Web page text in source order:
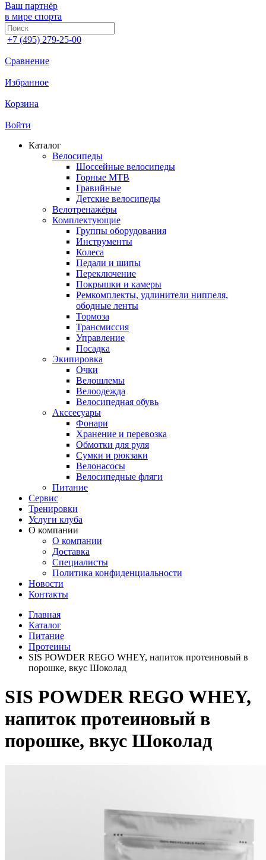
Ваш партнёр
в мире спорта
+7 (495) 279-25-00
Сравнение
Избранное
Корзина
Войти
Каталог
Велосипеды
Шоссейные велосипеды
Горные МTB
Гравийные
Детские велосипеды
Велотренажёры
Комплектующие
Группы оборудования
Инструменты
Колеса
Педали и шипы
Переключение
Покрышки и камеры
Ремкомплекты, удлинители ниппеля,
ободные ленты
Тормоза
Трансмиссия
Управление
Посадка
Экипировка
Очки
Велошлемы
Велоодежда
Велосипедная обувь
Акссесуары
Фонари
Хранение и перевозка
Обмотки для руля
Сумки и рюкзаки
Велонасосы
Велосипедные фляги
Питание
Сервис
Тренировки
Услуги клуба
О компании
О компании
Доставка
Специалисты
Политика конфиденциальности
Новости
Контакты
Главная
Каталог
Питание
Протеины
SIS POWDER REGO WHEY, напиток протеиновый в
порошке, вкус Шоколад
SIS POWDER REGO WHEY,
напиток протеиновый в
порошке, вкус Шоколад